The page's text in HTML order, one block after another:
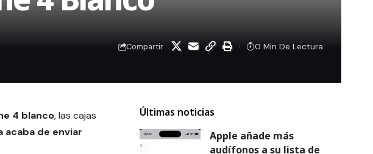
Compartir 0 Min De Lectura
4 blanco, las cajas
acaba de enviar
Últimas noticias
Apple añade más
audífonos a su lista de